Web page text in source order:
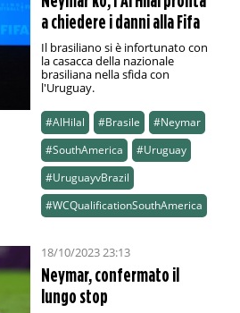
a chiedere i danni alla Fifa
Il brasiliano si è infortunato con
la casacca della nazionale
brasiliana nella sfida con
l'Uruguay.
#AlHilal #Brasile
#Neymar
#SouthAmerica
#Uruguay
#UruguayvBrazil
#WCQualificationSouthAmerica
18/10/2023 23:13
Neymar, confermato il
lungo stop